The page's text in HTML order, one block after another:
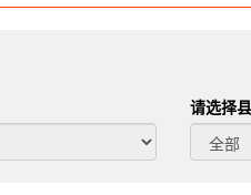
请选择